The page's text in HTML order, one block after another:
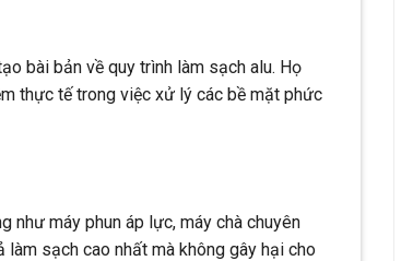
bài bản về quy trình làm sạch alu. Họ
thực tế trong việc xử lý các bề mặt phức
như máy phun áp lực, máy chà chuyên
sạch cao nhất mà không gây hại cho